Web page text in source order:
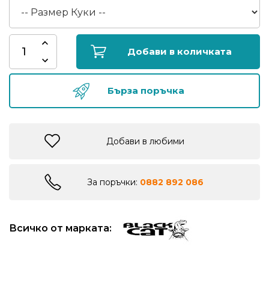
Куки
за
риболов
риболов
Къмпинг
Лодки
примамки
Добави в количката
Бърза поръчка
Добави в любими
За поръчки: 0882 892 086
Всичко от марката: